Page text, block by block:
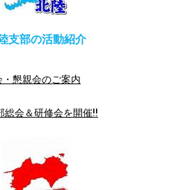
支部の活動紹介
懇親会のご案内
総会＆研修会を開催!!